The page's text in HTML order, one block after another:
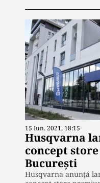
15 Iun. 2021, 18:15
Husqvarna
concept
București
Husqvarna anunță